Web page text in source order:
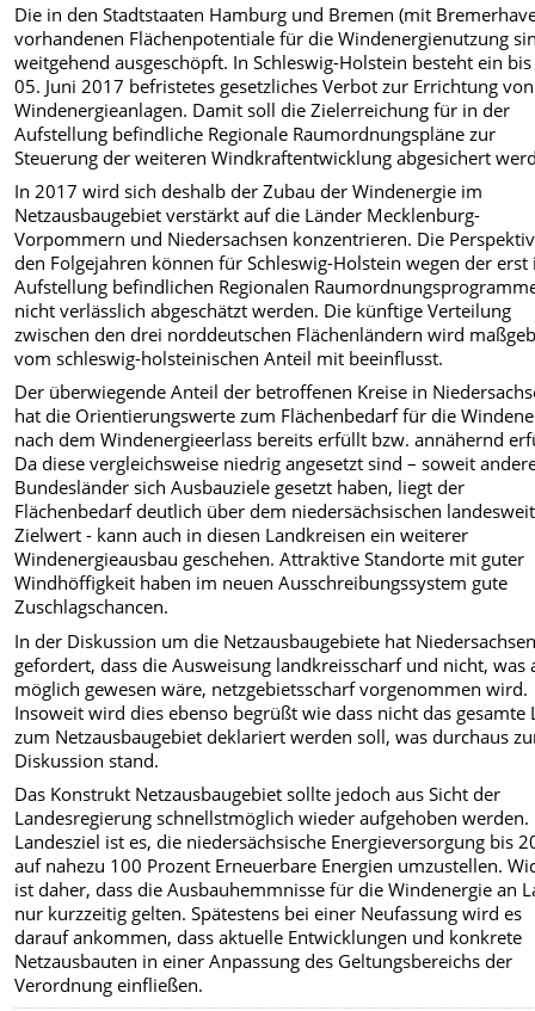
Die in den Stadtstaaten Hamburg und Bremen (mit
vorhandenen Flächenpotentiale für die Windenergienutzung
weitgehend ausgeschöpft. In Schleswig-Holstein besteht ein
05. Juni 2017 befristetes gesetzliches Verbot zur Errichtung von
Windenergieanlagen. Damit soll die Zielerreichung für in der
Aufstellung befindliche Regionale Raumordnungspläne zur
Steuerung der weiteren Windkraftentwicklung abgesichert
In 2017 wird sich deshalb der Zubau der Windenergie im
Netzausbaugebiet verstärkt auf die Länder Mecklenburg-
Vorpommern und Niedersachsen konzentrieren. Die
den Folgejahren können für Schleswig-Holstein wegen der erst
Aufstellung befindlichen Regionalen
nicht verlässlich abgeschätzt werden. Die künftige Verteilung
zwischen den drei norddeutschen Flächenländern wird
vom schleswig-holsteinischen Anteil mit beeinflusst.
Der überwiegende Anteil der betroffenen Kreise in
hat die Orientierungswerte zum Flächenbedarf für die
nach dem Windenergieerlass bereits erfüllt bzw. annähernd
Da diese vergleichsweise niedrig angesetzt sind – soweit
Bundesländer sich Ausbauziele gesetzt haben, liegt der
Flächenbedarf deutlich über dem niedersächsischen
Zielwert - kann auch in diesen Landkreisen ein weiterer
Windenergieausbau geschehen. Attraktive Standorte mit guter
Windhöffigkeit haben im neuen Ausschreibungssystem gute
Zuschlagschancen.
In der Diskussion um die Netzausbaugebiete hat
gefordert, dass die Ausweisung landkreisscharf und nicht, was
möglich gewesen wäre, netzgebietsscharf vorgenommen wird.
Insoweit wird dies ebenso begrüßt wie dass nicht das gesamte
zum Netzausbaugebiet deklariert werden soll, was durchaus
Diskussion stand.
Das Konstrukt Netzausbaugebiet sollte jedoch aus Sicht der
Landesregierung schnellstmöglich wieder aufgehoben werden.
Landesziel ist es, die niedersächsische Energieversorgung bis
auf nahezu 100 Prozent Erneuerbare Energien umzustellen.
ist daher, dass die Ausbauhemmnisse für die Windenergie an
nur kurzzeitig gelten. Spätestens bei einer Neufassung wird es
darauf ankommen, dass aktuelle Entwicklungen und konkrete
Netzausbauten in einer Anpassung des Geltungsbereichs der
Verordnung einfließen.